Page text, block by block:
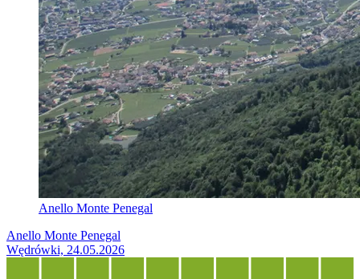
Anello Monte Penegal
Anello Monte Penegal
Wędrówki, 24.05.2026